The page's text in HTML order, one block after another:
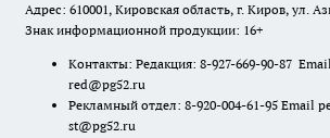
Адрес: 610001, Кировская область, г. Киров, ул.
Знак информационной продукции: 16+
Контакты: Редакция: 8-927-669-90-87
red@pg52.ru
Рекламный отдел: 8-920-004-61-95 Email
st@pg52.ru